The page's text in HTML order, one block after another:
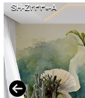
SH-Z۲۳۳۰-A